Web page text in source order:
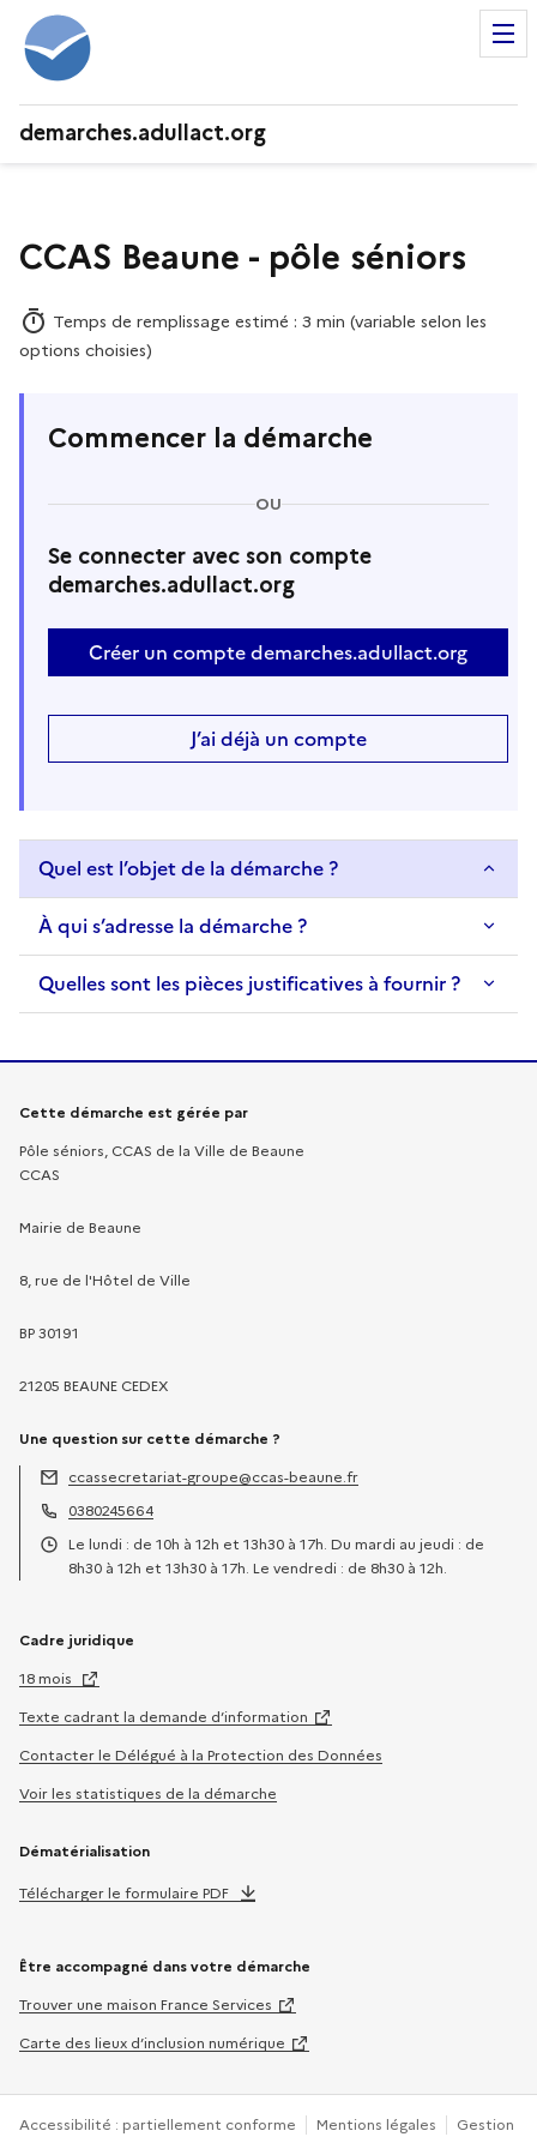
demarches.adullact.org
CCAS Beaune - pôle séniors
Temps de remplissage estimé : 3 min (variable selon les
options choisies)
Commencer la démarche
OU
Se connecter avec son compte
demarches.adullact.org
Créer un compte demarches.adullact.org
J’ai déjà un compte
Quel est l’objet de la démarche ?
À qui s’adresse la démarche ?
Quelles sont les pièces justificatives à fournir ?
Informations sur la démarche
Cette démarche est gérée par
Pôle séniors, CCAS de la Ville de Beaune
CCAS
Mairie de Beaune
8, rue de l'Hôtel de Ville
BP 30191
21205 BEAUNE CEDEX
Une question sur cette démarche ?
Adresse électronique :
ccassecretariat-groupe@ccas-beaune.fr
Téléphone :
0380245664
Horaires :
Le lundi : de 10h à 12h et 13h30 à 17h. Du mardi au jeudi : de
8h30 à 12h et 13h30 à 17h. Le vendredi : de 8h30 à 12h.
Cadre juridique
18 mois
Texte cadrant la demande d’information
Contacter le Délégué à la Protection des Données
Voir les statistiques de la démarche
Dématérialisation
Télécharger le formulaire PDF
Être accompagné dans votre démarche
Trouver une maison France Services
Carte des lieux d’inclusion numérique
Accessibilité : partiellement conforme Mentions légales Gestion